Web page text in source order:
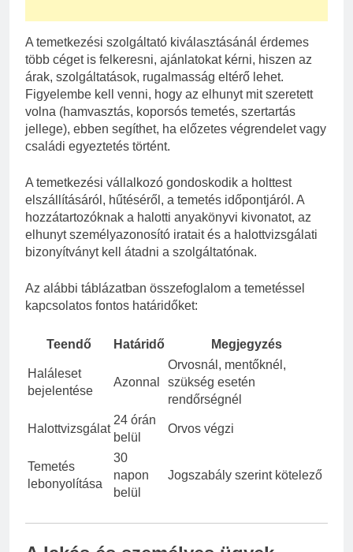
A temetkezési szolgáltató kiválasztásánál érdemes
több céget is felkeresni, ajánlatokat kérni, hiszen az
árak, szolgáltatások, rugalmasság eltérő lehet.
Figyelembe kell venni, hogy az elhunyt mit szeretett
volna (hamvasztás, koporsós temetés, szertartás
jellege), ebben segíthet, ha előzetes végrendelet vagy
családi egyeztetés történt.
A temetkezési vállalkozó gondoskodik a holttest
elszállításáról, hűtéséről, a temetés időpontjáról. A
hozzátartozóknak a halotti anyakönyvi kivonatot, az
elhunyt személyazonosító iratait és a halottvizsgálati
bizonyítványt kell átadni a szolgáltatónak.
Az alábbi táblázatban összefoglalom a temetéssel
kapcsolatos fontos határidőket:
Teendő Határidő Megjegyzés
Haláleset
bejelentése
Azonnal
Orvosnál, mentőknél,
szükség esetén
rendőrségnél
Halottvizsgálat
24 órán
belül
Orvos végzi
Temetés
lebonyolítása
30
napon
belül
Jogszabály szerint kötelező